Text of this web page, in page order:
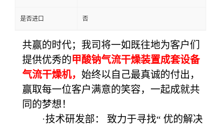
是否进口 否
共赢的时代；我司将一如既往地为客户们
提供优秀的甲酸钠气流干燥装置成套设备
气流干燥机， 始终以自己最真诚的付出，
赢取每一位客户满意的笑容，一起成就共
同的梦想！
·技术研发部： 致力于寻找“ 优的解决